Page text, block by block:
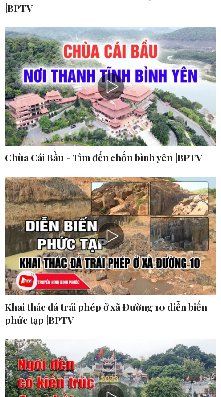
|BPTV
Chùa Cái Bầu - Tìm đến chốn bình yên |BPTV
Khai thác đá trái phép ở xã Đường 10 diễn biến
phức tạp |BPTV